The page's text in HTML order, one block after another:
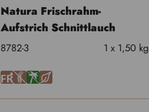
Natura Frischrahm-
Aufstrich Schnittlauch
8782-3 1 x 1,50 kg
FU Ä H